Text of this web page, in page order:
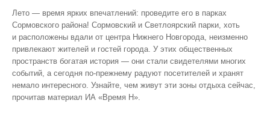
Лето — время ярких впечатлений: проведите его в парках
Сормовского района! Сормовский и Светлоярский парки, хоть
и расположены вдали от центра Нижнего Новгорода, неизменно
привлекают жителей и гостей города. У этих общественных
пространств богатая история — они стали свидетелями многих
событий, а сегодня по‑прежнему радуют посетителей и хранят
немало интересного. Узнайте, чем живут эти зоны отдыха сейчас,
прочитав материал ИА «Время Н».